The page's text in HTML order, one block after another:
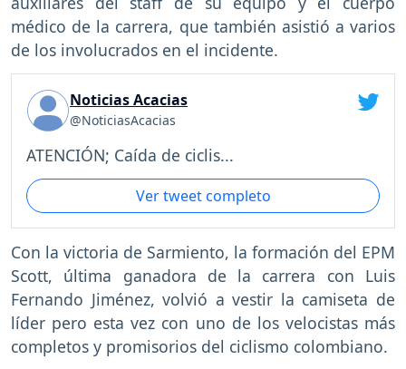
médico de la carrera, que también asistió a varios
de los involucrados en el incidente.
Noticias Acacias
@NoticiasAcacias
ATENCIÓN; Caída de ciclis...
Ver tweet completo
Con la victoria de Sarmiento, la formación del EPM
Scott, última ganadora de la carrera con Luis
Fernando Jiménez, volvió a vestir la camiseta de
líder pero esta vez con uno de los velocistas más
completos y promisorios del ciclismo colombiano.